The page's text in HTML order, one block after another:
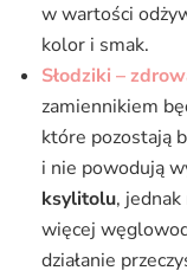
w wartości
kolor i smak.
Słodziki –
zamiennikiem
które pozostają
i nie powodują
ksylitolu,
więcej
działanie